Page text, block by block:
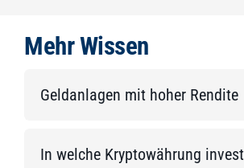
Mehr Wissen
Geldanlagen mit hoher Rendite
In welche Kryptowährung